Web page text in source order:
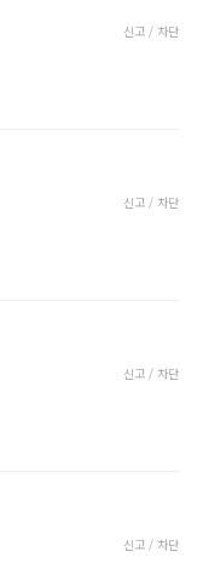
신고 / 차단
신고 / 차단
신고 / 차단
신고 / 차단